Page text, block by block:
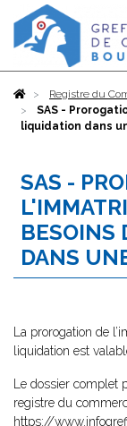
AccueilRegistre du
SAS -
liquidation dans
SAS -
BESOINS
DANS
La prorogation de
liquidation est
Le dossier
registre du
https://